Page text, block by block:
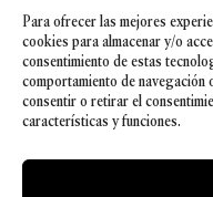
Para ofrecer las mejores
cookies para almacenar y/o
consentimiento de estas
comportamiento de navegación
consentir o retirar el
características y funciones.
derecho a la
como su obligación
efectivo, implican la
atención adecuada
regulando a través
desconexión digital,
las garantías para su
como la posibilidad